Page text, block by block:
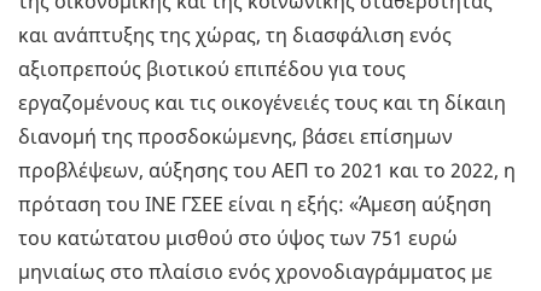
και ανάπτυξης της χώρας, τη διασφάλιση ενός
αξιοπρεπούς βιοτικού επιπέδου για τους
εργαζομένους και τις οικογένειές τους και τη δίκαιη
διανομή της προσδοκώμενης, βάσει επίσημων
προβλέψεων, αύξησης του ΑΕΠ το 2021 και το 2022, η
πρόταση του ΙΝΕ ΓΣΕΕ είναι η εξής: «Άμεση αύξηση
του κατώτατου μισθού στο ύψος των 751 ευρώ
μηνιαίως στο πλαίσιο ενός χρονοδιαγράμματος με